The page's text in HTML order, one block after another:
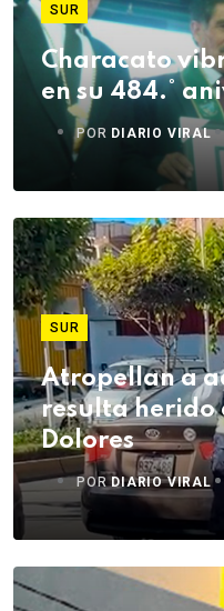
SUR
Characato
en su 484.°
POR DIARIO VIRAL
SUR
Atropellan a
resulta herido
Dolores
PORDIARIO VIRAL